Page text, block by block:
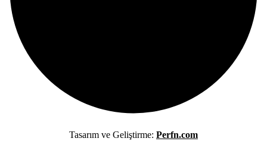
Tasarım ve Geliştirme: Perfn.com